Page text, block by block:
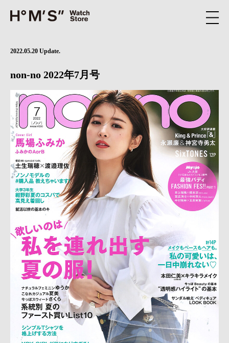
2022.05.20 Update.
non-no 2022年7月号